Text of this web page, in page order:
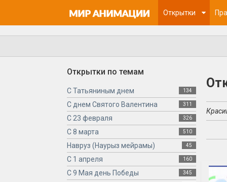
Открытки
Открытки по темам
С Татьяниным днем 134
С днем Святого Валентина 311
С 23 февраля 326
С 8 марта 510
Навруз (Наурыз мейрамы) 45
С 1 апреля 160
С 9 Мая день Победы 345